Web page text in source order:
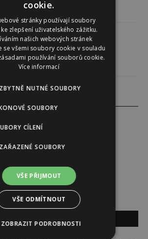
Babuková
SOUVISEJÍCÍ ČLÁNKY
cookie.
stránky používají soubory
zlepšení uživatelského zážitku.
našich webových stránek
se všemi soubory cookie v souladu
používání souborů cookie.
Více informací
NUTNÉ SOUBORY
SOUBORY
CÍLENÍ
SOUBORY
VŠE PŘIJMOUT
VŠE ODMÍTNOUT
ZOBRAZIT PODROBNOSTI